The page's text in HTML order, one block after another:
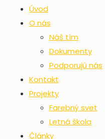
Úvod
O nás
Náš tím
Dokumenty
Podporujú nás
Kontakt
Projekty
Farebný svet
Letná škola
Články